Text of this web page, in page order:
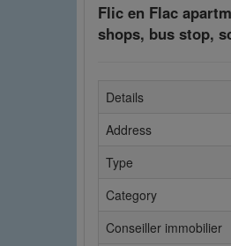
Flic en Flac
shops, bus stop,
Details
Address
Type
Category
Conseiller immobilier